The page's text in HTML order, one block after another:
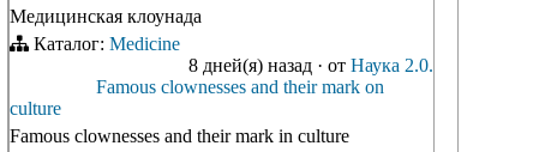
Медицинская клоунада
Каталог: Medicine
8 дней(я) назад · от Наука 2.0.
Famous clownesses and their mark on
culture
Famous clownesses and their mark in culture